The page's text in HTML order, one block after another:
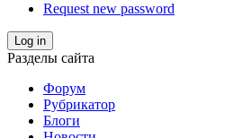
Request new password
Log in
Разделы сайта
Форум
Рубрикатор
Блоги